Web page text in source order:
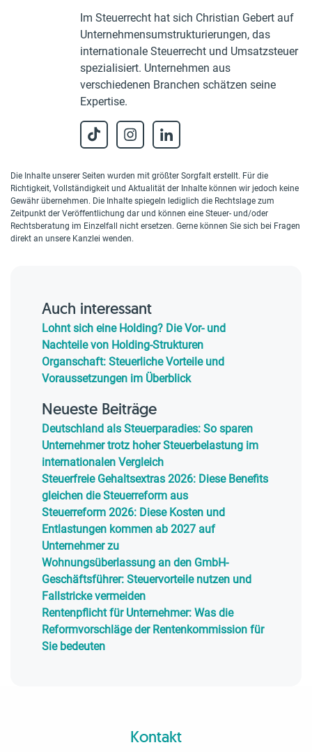
Im Steuerrecht hat sich Christian Gebert auf
Unternehmensumstrukturierungen, das
internationale Steuerrecht und Umsatzsteuer
spezialisiert. Unternehmen aus
verschiedenen Branchen schätzen seine
Expertise.
Die Inhalte unserer Seiten wurden mit größter Sorgfalt erstellt. Für die
Richtigkeit, Vollständigkeit und Aktualität der Inhalte können wir jedoch keine
Gewähr übernehmen. Die Inhalte spiegeln lediglich die Rechtslage zum
Zeitpunkt der Veröffentlichung dar und können eine Steuer- und/oder
Rechtsberatung im Einzelfall nicht ersetzen. Gerne können Sie sich bei Fragen
direkt an unsere Kanzlei wenden.
Auch interessant
Lohnt sich eine Holding? Die Vor- und
Nachteile von Holding-Strukturen
Organschaft: Steuerliche Vorteile und
Voraussetzungen im Überblick
Neueste Beiträge
Deutschland als Steuerparadies: So sparen
Unternehmer trotz hoher Steuerbelastung im
internationalen Vergleich
Steuerfreie Gehaltsextras 2026: Diese Benefits
gleichen die Steuerreform aus
Steuerreform 2026: Diese Kosten und
Entlastungen kommen ab 2027 auf
Unternehmer zu
Wohnungsüberlassung an den GmbH-
Geschäftsführer: Steuervorteile nutzen und
Fallstricke vermeiden
Rentenpflicht für Unternehmer: Was die
Reformvorschläge der Rentenkommission für
Sie bedeuten
Kontakt